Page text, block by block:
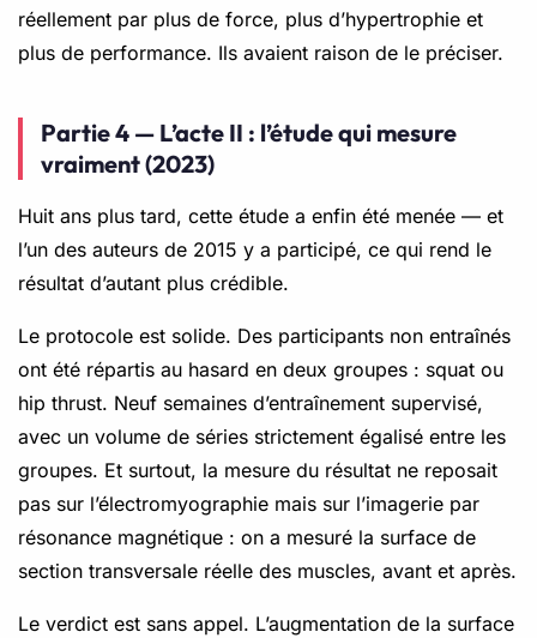
réellement par plus de force, plus d’hypertrophie et
plus de performance. Ils avaient raison de le préciser.
Partie 4 — L’acte II : l’étude qui mesure
vraiment (2023)
Huit ans plus tard, cette étude a enfin été menée — et
l’un des auteurs de 2015 y a participé, ce qui rend le
résultat d’autant plus crédible.
Le protocole est solide. Des participants non entraînés
ont été répartis au hasard en deux groupes : squat ou
hip thrust. Neuf semaines d’entraînement supervisé,
avec un volume de séries strictement égalisé entre les
groupes. Et surtout, la mesure du résultat ne reposait
pas sur l’électromyographie mais sur l’imagerie par
résonance magnétique : on a mesuré la surface de
section transversale réelle des muscles, avant et après.
Le verdict est sans appel. L’augmentation de la surface